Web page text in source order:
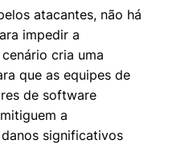
atacantes, não há
impedir a
cria uma
que as equipes de
de software
a
significativos